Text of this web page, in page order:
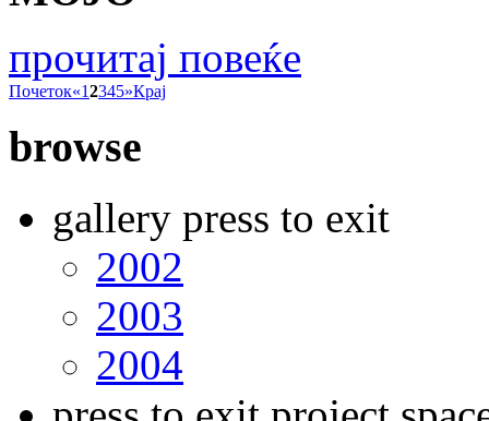
прочитај повеќе
Почеток«12345»Крај
browse
gallery press to exit
2002
2003
2004